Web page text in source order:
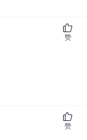
赞
赞